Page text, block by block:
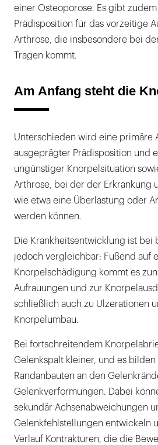
einer Osteoporose. Es gibt
Prädisposition für das vorzeitige
Arthrose, die insbesondere bei
Tragen kommt.
Am Anfang steht die
Unterschieden wird eine primäre
ausgeprägter Prädisposition und
ungünstiger Knorpelsituation
Arthrose, bei der der Erkrankung
wie etwa eine Überlastung oder
werden können.
Die Krankheitsentwicklung ist bei
jedoch vergleichbar: Fußend auf
Knorpelschädigung kommt es
Aufrauungen und zur
schließlich auch zu Ulzerationen
Knorpelumbau.
Bei fortschreitendem
Gelenkspalt kleiner, und es
Randanbauten an den
Gelenkverformungen. Dabei
sekundär Achsenabweichungen
Gelenkfehlstellungen entwickeln
Verlauf Kontrakturen, die die